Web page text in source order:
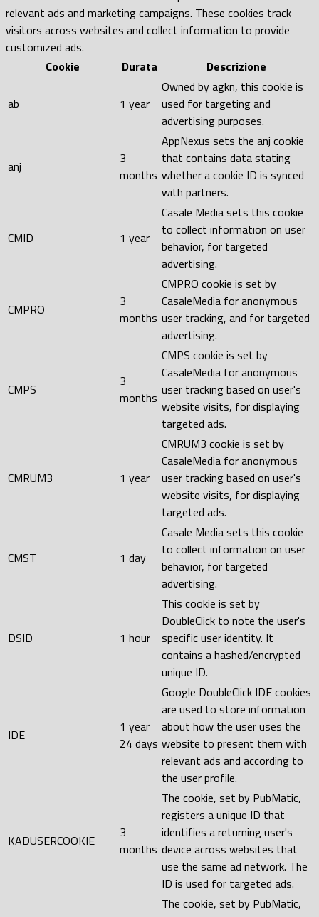
relevant ads and marketing campaigns. These cookies track
visitors across websites and collect information to provide
customized ads.
Cookie
Durata Descrizione
ab 1 year
Owned by agkn, this cookie is
used for targeting and
advertising purposes.
anj
3
months
AppNexus sets the anj cookie
that contains data stating
whether a cookie ID is synced
with partners.
CMID 1 year
Casale Media sets this cookie
to collect information on user
behavior, for targeted
advertising.
CMPRO
3
months
CMPRO cookie is set by
CasaleMedia for anonymous
user tracking, and for targeted
advertising.
CMPS
3
months
CMPS cookie is set by
CasaleMedia for anonymous
user tracking based on user's
website visits, for displaying
targeted ads.
CMRUM3 1 year
CMRUM3 cookie is set by
CasaleMedia for anonymous
user tracking based on user's
website visits, for displaying
targeted ads.
CMST 1 day
Casale Media sets this cookie
to collect information on user
behavior, for targeted
advertising.
DSID 1 hour
This cookie is set by
DoubleClick to note the user's
specific user identity. It
contains a hashed/encrypted
unique ID.
IDE
1 year
24 days
Google DoubleClick IDE cookies
are used to store information
about how the user uses the
website to present them with
relevant ads and according to
the user profile.
KADUSERCOOKIE
3
months
The cookie, set by PubMatic,
registers a unique ID that
identifies a returning user's
device across websites that
use the same ad network. The
ID is used for targeted ads.
The cookie, set by PubMatic,